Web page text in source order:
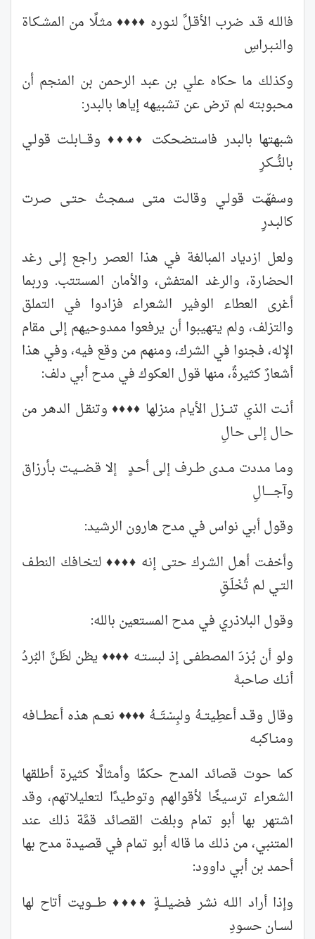
فاللـه قـد ضرب الأقـلَّ لنـوره ♦♦♦♦ مثـلًا من المشـكـاة
والنـبـراسِ
وكذلك ما حكاه علي بن عبد الرحمن بن المنجم أن
محبوبته لم ترض عن تشبيهه إياها بالبدر:
شبهتها بالبدر فاستضحكت ♦♦♦♦ وقــــابلـت قولـي
بالنُّـــكـرِ
وسفهّـت قولـي وقالـت متى سمجـتُ حتـى صـرت
كالبـدرِ
ولعل ازدياد المبالغة في هذا العصر راجع إلى رغد
الحضارة، والرغد المتفش، والأمان المستتب. وربما
أغرى العطاء الوفير الشعراء فزادوا في التملق
والتزلف، ولم يتهيبوا أن يرفعوا ممدوحيهم إلى مقام
الإله، فجنوا في الشرك، ومنهم من وقع فيه، وفي هذا
أشعارٌ كثيرةٌ، منها قول العكوك في مدح أبي دلف:
أنــت الذي تنـــزل الأيام منزلها ♦♦♦♦ وتنقـل الدهـر من
حـال إلـى حـالِ
ومـا مددت مــدى طــرف إلى أحـدٍ إلا قـضـــيـت بـأرزاق
وآجــــــالِ
وقول أبي نواس في مدح هارون الرشيد:
وأخفـت أهـل الشـرك حتى إنه ♦♦♦♦ لتخـافك النطـف
التـي لـم تُخْلَـقِ
وقول البلاذري في مدح المستعين بالله:
ولو أن بُـرْدَ المصطفـى إذ لبستـه ♦♦♦♦ يظن لظَـنَّ البُردُ
أنـك صاحبهْ
وقال وقــد أعطِيتــهُ ولبِسْتَـــهُ ♦♦♦♦ نعـــم هذه أعطـــافه
ومنــاكبـه
كما حوت قصائد المدح حكمًا وأمثالًا كثيرة أطلقها
الشعراء ترسيخًا لأقوالهم وتوطيدًا لتعليلاتهم، وقد
اشتهر بها أبو تمام وبلغت القصائد قمَّة ذلك عند
المتنبي، من ذلك ما قاله أبو تمام في قصيدة مدح بها
أحمد بن أبي داوود:
وإذا أراد اللـه نشر فضيلـــةٍ ♦♦♦♦ طــــويت أتاح لها
لســان حسودِ